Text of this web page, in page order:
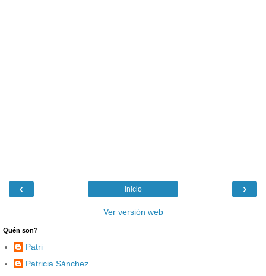
‹ ›
Inicio
Ver versión web
Quén son?
Patri
Patricia Sánchez